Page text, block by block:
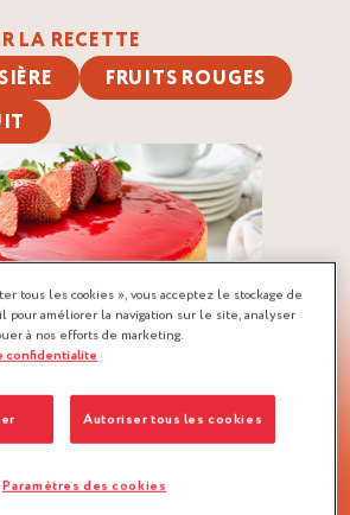
LA RECETTE
FRUITS ROUGES
tous les cookies », vous acceptez le stockage de
pour améliorer la navigation sur le site, analyser
à nos efforts de marketing.
confidentialite
Autoriser tous les cookies
Paramètres des cookies